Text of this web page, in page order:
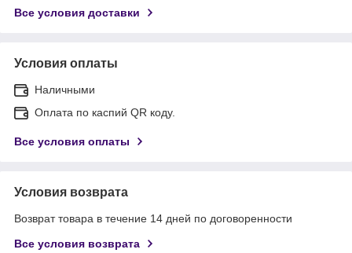
Все условия доставки
Условия оплаты
Наличными
Оплата по каспий QR коду.
Все условия оплаты
Условия возврата
Возврат товара в течение 14 дней по договоренности
Все условия возврата